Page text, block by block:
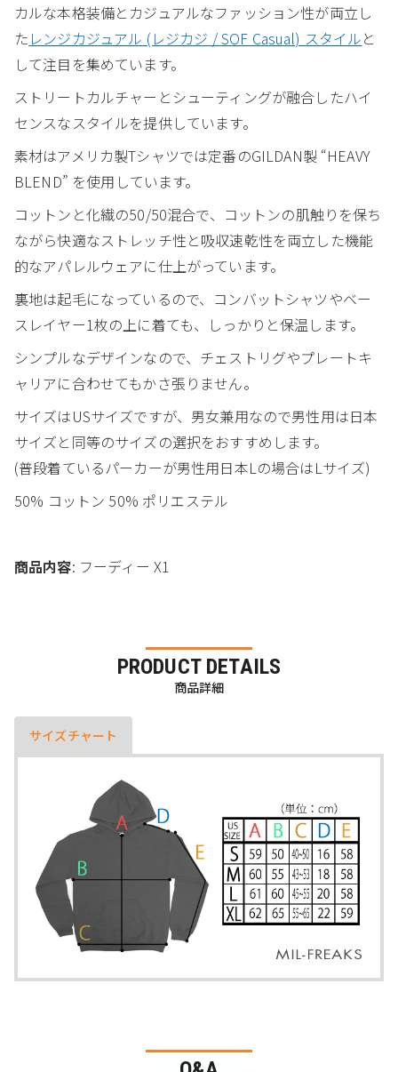
カルな本格装備とカジュアルなファッション性が両立し
た レンジカジュアル (レジカジ / SOF Casual) スタイルと
して注目を集めています。
ストリートカルチャーとシューティングが融合したハイ
センスなスタイルを提供しています。
素材はアメリカ製Tシャツでは定番のGILDAN製 “HEAVY
BLEND” を使用しています。
コットンと化繊の50/50混合で、コットンの肌触りを保ち
ながら快適なストレッチ性と吸収速乾性を両立した機能
的なアパレルウェアに仕上がっています。
裏地は起毛になっているので、コンバットシャツやベー
スレイヤー1枚の上に着ても、しっかりと保温します。
シンプルなデザインなので、チェストリグやプレートキ
ャリアに合わせてもかさ張りません。
サイズはUSサイズですが、男女兼用なので男性用は日本
サイズと同等のサイズの選択をおすすめします。
(普段着ているパーカーが男性用日本Lの場合はLサイズ)
50% コットン 50% ポリエステル
商品内容: フーディー X1
PRODUCT DETAILS
商品詳細
サイズチャート